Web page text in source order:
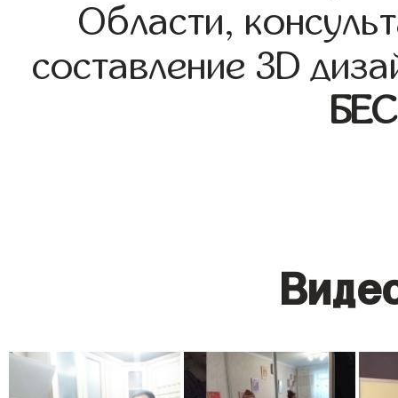
Области,
составление 3D